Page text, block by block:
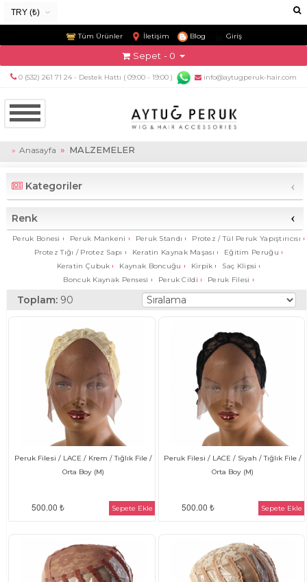
TRY (₺)
TRY (₺)
Tüm Ürünler İletişim Blog Giriş
Sepet - 0
0 (532) 261 71 24 - Destek Hattı ( 09:00 - 19:00 ) info@aytugperuk-hair.com
Anasayfa MALZEMELER
Kategoriler ‹
Renk ‹
Peruk Bonesi Peruk Mankeni Peruk Standı
Protez / Tül Peruk Yapıştırıcısı
Protez Tığı / Protez Sapı
Keratin Kaynak Maşası
Eğitim Peruğu
Keratin Çubuk
Kaynak Boncuğu Kirpik
Saç Klipsi
Boncuk Kaynak Pensesi
Peruk Cildi Peruk Filesi
Toplam: 90
Peruk Filesi / LACE / Krem / Tığlık File /
Orta Boy (M)
500.00 ₺ Sepete Ekle
Peruk Filesi / LACE / Siyah / Tığlık File /
Orta Boy (M)
500.00 ₺ Sepete Ekle